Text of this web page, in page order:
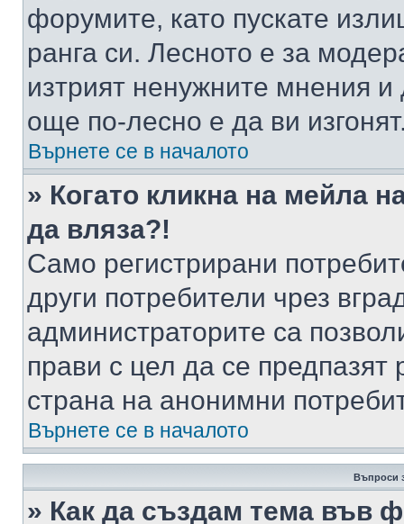
форумите, като пускате
ранга си. Лесното е за
изтрият ненужните мнения
още по-лесно е да ви
Върнете се в началото
» Когато кликна на мейла
да вляза?!
Само регистрирани
други потребители чрез
администраторите са
прави с цел да се предпазят
страна на анонимни
Върнете се в началото
Въпроси
» Как да създам тема във